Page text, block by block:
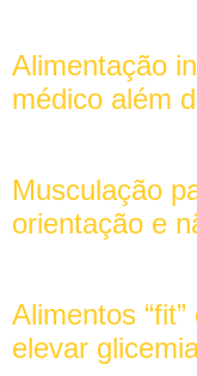
Alimentação
médico além
Musculação
orientação e
Alimentos
elevar